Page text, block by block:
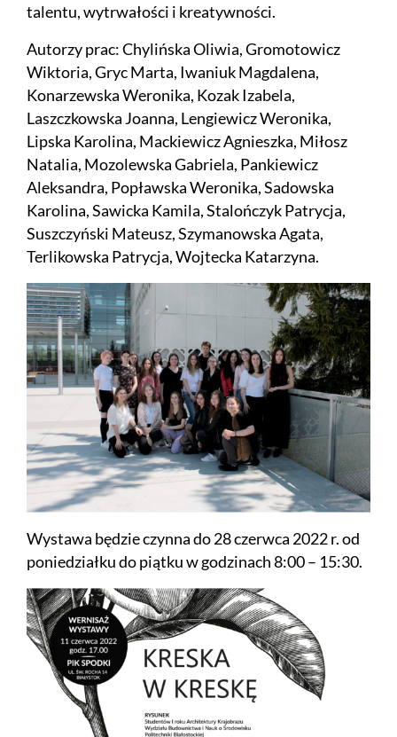
talentu, wytrwałości i kreatywności.
Autorzy prac: Chylińska Oliwia, Gromotowicz
Wiktoria, Gryc Marta, Iwaniuk Magdalena,
Konarzewska Weronika, Kozak Izabela,
Laszczkowska Joanna, Lengiewicz Weronika,
Lipska Karolina, Mackiewicz Agnieszka, Miłosz
Natalia, Mozolewska Gabriela, Pankiewicz
Aleksandra, Popławska Weronika, Sadowska
Karolina, Sawicka Kamila, Stalończyk Patrycja,
Suszczyński Mateusz, Szymanowska Agata,
Terlikowska Patrycja, Wojtecka Katarzyna.
Wystawa będzie czynna do 28 czerwca 2022 r. od
poniedziałku do piątku w godzinach 8:00 – 15:30.